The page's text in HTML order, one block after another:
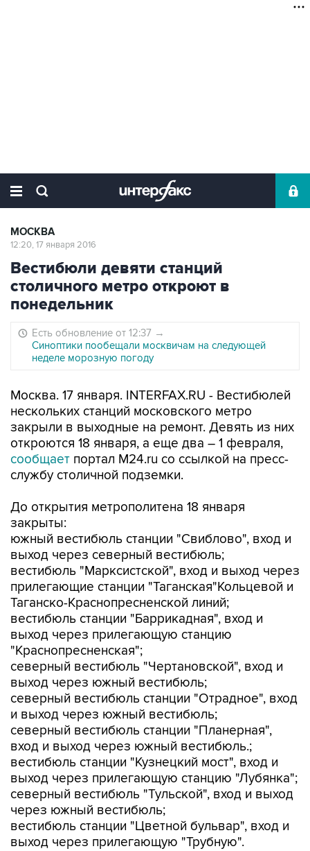
МОСКВА
12:20, 17 января 2016
Вестибюли девяти станций
столичного метро откроют в
понедельник
Есть обновление от 12:37 →
Синоптики пообещали москвичам на следующей
неделе морозную погоду
Москва. 17 января. INTERFAX.RU - Вестибюлей
нескольких станций московского метро
закрыли в выходные на ремонт. Девять из них
откроются 18 января, а еще два – 1 февраля,
сообщает портал М24.ru со ссылкой на пресс-
службу столичной подземки.
До открытия метрополитена 18 января
закрыты:
южный вестибюль станции "Свиблово", вход и
выход через северный вестибюль;
вестибюль "Марксистской", вход и выход через
прилегающие станции "Таганская"Кольцевой и
Таганско-Краснопресненской линий;
вестибюль станции "Баррикадная", вход и
выход через прилегающую станцию
"Краснопресненская";
северный вестибюль "Чертановской", вход и
выход через южный вестибюль;
северный вестибюль станции "Отрадное", вход
и выход через южный вестибюль;
северный вестибюль станции "Планерная",
вход и выход через южный вестибюль.;
вестибюль станции "Кузнецкий мост", вход и
выход через прилегающую станцию "Лубянка";
северный вестибюль "Тульской", вход и выход
через южный вестибюль;
вестибюль станции "Цветной бульвар", вход и
выход через прилегающую "Трубную".